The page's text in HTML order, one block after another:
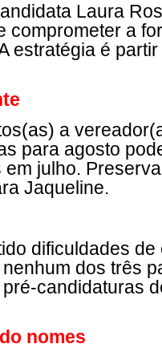
Laura
comprometer a
estratégia é
a
para agosto
julho.
Jaqueline.
dificuldades
dos três
candidaturas
nomes